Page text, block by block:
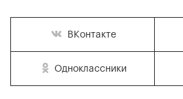
ВКонтакте
Одноклассники